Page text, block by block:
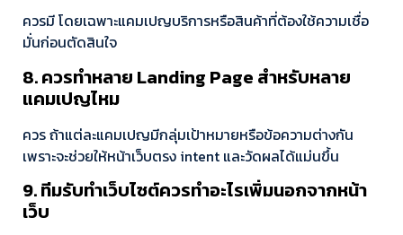
ควรมี โดยเฉพาะแคมเปญบริการหรือสินค้าที่ต้องใช้ความเชื่อ
มั่นก่อนตัดสินใจ
8. ควรทำหลาย Landing Page สำหรับหลาย
แคมเปญไหม
ควร ถ้าแต่ละแคมเปญมีกลุ่มเป้าหมายหรือข้อความต่างกัน
เพราะจะช่วยให้หน้าเว็บตรง intent และวัดผลได้แม่นขึ้น
9. ทีมรับทำเว็บไซต์ควรทำอะไรเพิ่มนอกจากหน้า
เว็บ